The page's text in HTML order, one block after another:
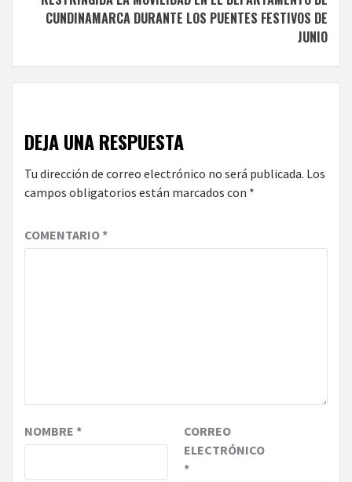
CUNDINAMARCA DURANTE LOS PUENTES FESTIVOS DE
JUNIO
DEJA UNA RESPUESTA
Tu dirección de correo electrónico no será publicada. Los
campos obligatorios están marcados con *
COMENTARIO*
NOMBRE *
CORREO
ELECTRÓNICO
*